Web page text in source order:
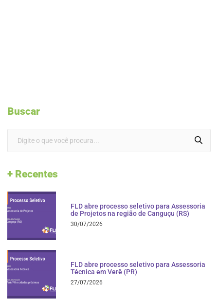
Buscar
+ Recentes
FLD abre processo seletivo para Assessoria
de Projetos na região de Canguçu (RS)
30/07/2026
FLD abre processo seletivo para Assessoria
Técnica em Verê (PR)
27/07/2026